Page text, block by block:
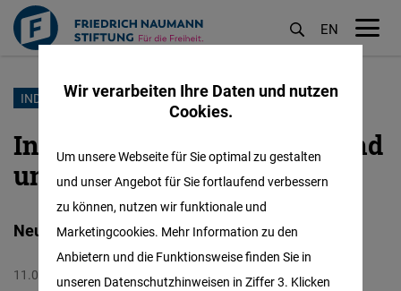
Direkt
Inhalt
EN
INDIEN
Indiens Blick auf Deutschland
und Europa
Neue Umfrage der Friedrich-Naumann-Stiftung
11.01.2026 Deutschland
Wir verarbeiten Ihre Daten und nutzen
Cookies.
Um unsere Webseite für Sie optimal zu gestalten
und unser Angebot für Sie fortlaufend verbessern
zu können, nutzen wir funktionale und
Marketingcookies. Mehr Information zu den
Anbietern und die Funktionsweise finden Sie in
unseren Datenschutzhinweisen in Ziffer 3. Klicken